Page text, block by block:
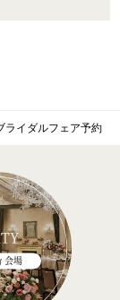
ライダルフェア予約
会場